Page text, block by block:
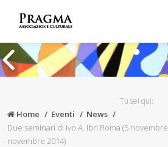
Home
Iscriviti
Tu sei qui:
Home Eventi
News
Due seminari di Ivo A. Ibri Roma (5
novembre 2014)